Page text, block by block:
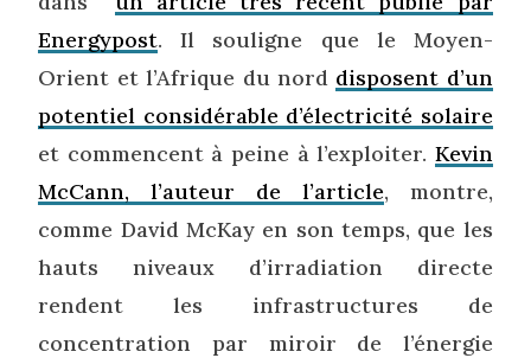
Energypost. Il souligne que le Moyen-
Orient et l’Afrique du nord disposent d’un
potentiel considérable d’électricité solaire
et commencent à peine à l’exploiter. Kevin
McCann, l’auteur de l’article, montre,
comme David McKay en son temps, que les
hauts niveaux d’irradiation directe
rendent les infrastructures de
concentration par miroir de l’énergie